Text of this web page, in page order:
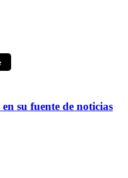
en su fuente de noticias